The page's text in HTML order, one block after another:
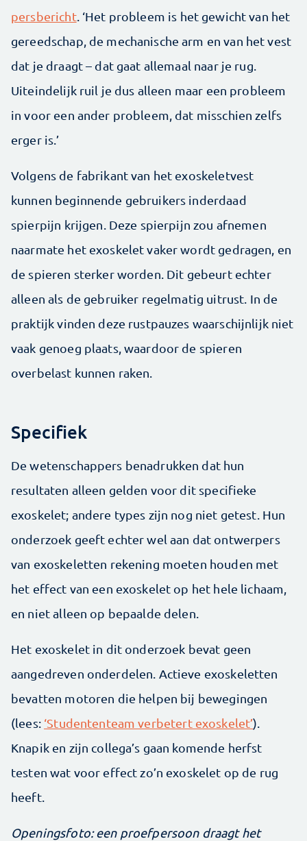
persbericht. ‘Het probleem is het gewicht van het
gereedschap, de mechanische arm en van het vest
dat je draagt – dat gaat allemaal naar je rug.
Uiteindelijk ruil je dus alleen maar een probleem
in voor een ander probleem, dat misschien zelfs
erger is.’
Volgens de fabrikant van het exoskeletvest
kunnen beginnende gebruikers inderdaad
spierpijn krijgen. Deze spierpijn zou afnemen
naarmate het exoskelet vaker wordt gedragen, en
de spieren sterker worden. Dit gebeurt echter
alleen als de gebruiker regelmatig uitrust. In de
praktijk vinden deze rustpauzes waarschijnlijk niet
vaak genoeg plaats, waardoor de spieren
overbelast kunnen raken.
Specifiek
De wetenschappers benadrukken dat hun
resultaten alleen gelden voor dit specifieke
exoskelet; andere types zijn nog niet getest. Hun
onderzoek geeft echter wel aan dat ontwerpers
van exoskeletten rekening moeten houden met
het effect van een exoskelet op het hele lichaam,
en niet alleen op bepaalde delen.
Het exoskelet in dit onderzoek bevat geen
aangedreven onderdelen. Actieve exoskeletten
bevatten motoren die helpen bij bewegingen
(lees: ‘Studententeam verbetert exoskelet’).
Knapik en zijn collega’s gaan komende herfst
testen wat voor effect zo’n exoskelet op de rug
heeft.
Openingsfoto: een proefpersoon draagt het